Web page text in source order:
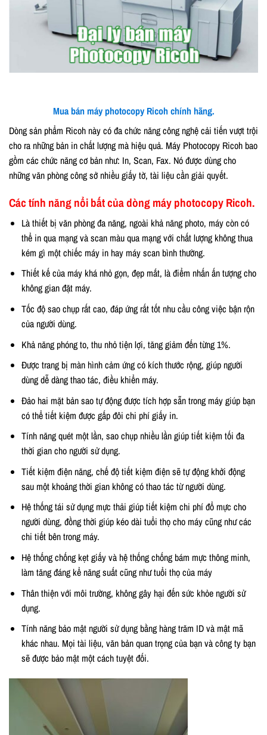
Mua bán máy photocopy Ricoh chính hãng.
Dòng sản phẩm Ricoh này có đa chức năng công nghệ cải tiến vượt trội
cho ra những bản in chất lượng mà hiệu quả. Máy Photocopy Ricoh bao
gồm các chức năng cơ bản như: In, Scan, Fax. Nó được dùng cho
những văn phòng công sở nhiều giấy tờ, tài liệu cần giải quyết.
Các tính năng nổi bất của dòng máy photocopy Ricoh.
Là thiết bị văn phòng đa năng, ngoài khả năng photo, máy còn có
thể in qua mạng và scan màu qua mạng với chất lượng không thua
kém gì một chiếc máy in hay máy scan bình thường.
Thiết kế của máy khá nhỏ gọn, đẹp mắt, là điểm nhấn ấn tượng cho
không gian đặt máy.
Tốc độ sao chụp rất cao, đáp ứng rất tốt nhu cầu công việc bận rộn
của người dùng.
Khả năng phóng to, thu nhỏ tiện lợi, tăng giảm đến từng 1%.
Được trang bị màn hình cảm ứng có kích thước rộng, giúp người
dùng dễ dàng thao tác, điều khiển máy.
Đảo hai mặt bản sao tự động được tích hợp sẵn trong máy giúp bạn
có thể tiết kiệm được gấp đôi chi phí giấy in.
Tính năng quét một lần, sao chụp nhiều lần giúp tiết kiệm tối đa
thời gian cho người sử dụng.
Tiết kiệm điện năng, chế độ tiết kiệm điện sẽ tự động khởi động
sau một khoảng thời gian không có thao tác từ người dùng.
Hệ thống tái sử dụng mực thải giúp tiết kiệm chi phí đổ mực cho
người dùng, đồng thời giúp kéo dài tuổi thọ cho máy cũng như các
chi tiết bên trong máy.
Hệ thống chống kẹt giấy và hệ thống chống bám mực thông minh,
làm tăng đáng kể năng suất cũng như tuổi thọ của máy
Thân thiện với môi trường, không gây hại đến sức khỏe người sử
dụng.
Tính năng bảo mật người sử dụng bằng hàng trăm ID và mật mã
khác nhau. Mọi tài liệu, văn bản quan trọng của bạn và công ty bạn
sẽ được bảo mật một cách tuyệt đối.